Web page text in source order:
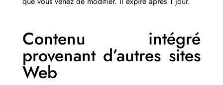
Contenu intégré
provenant d’autres sites
Web